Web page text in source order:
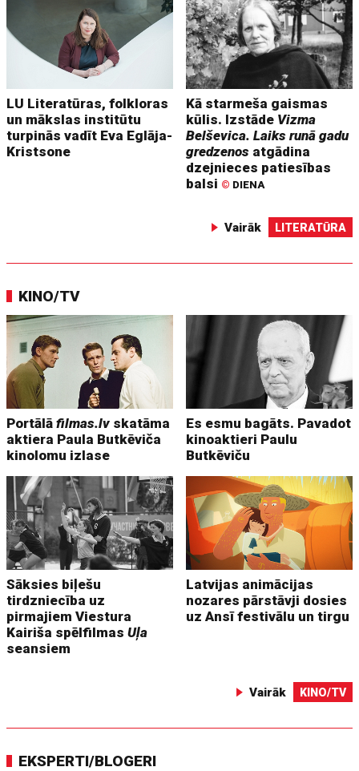
LU Literatūras, folkloras
un mākslas institūtu
turpinās vadīt Eva Eglāja-
Kristsone
Kā starmeša gaismas
kūlis. Izstāde Vizma
Belševica. Laiks runā gadu
gredzenos atgādina
dzejnieces patiesības
balsi © DIENA
Vairāk LITERATŪRA
KINO/TV
Portālāfilmas.lv skatāma
aktiera Paula Butkēviča
kinolomu izlase
Es esmu bagāts. Pavadot
kinoaktieri Paulu
Butkēviču
Sāksies biļešu
tirdzniecība uz
pirmajiem Viestura
Kairiša spēlfilmasUļa
seansiem
Latvijas animācijas
nozares pārstāvji dosies
uz Ansī festivālu un tirgu
Vairāk KINO/TV
EKSPERTI/BLOGERI